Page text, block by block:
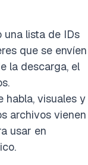
una lista de IDs
que se envíen
la descarga, el
habla, visuales y
archivos vienen
usar en